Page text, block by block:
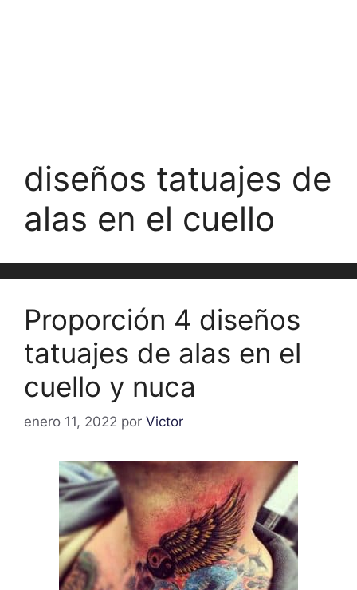
diseños tatuajes de
alas en el cuello
Proporción 4 diseños
tatuajes de alas en el
cuello y nuca
enero 11, 2022 por Victor